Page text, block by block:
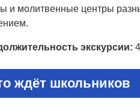
и молитвенные центры
экскурсии:
ждёт школьников